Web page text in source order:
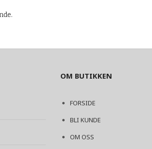
OM BUTIKKEN
FORSIDE
BLI KUNDE
OM OSS